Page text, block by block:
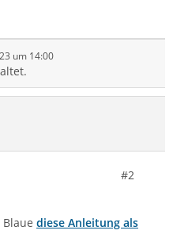
um 14:00
#2
diese Anleitung als